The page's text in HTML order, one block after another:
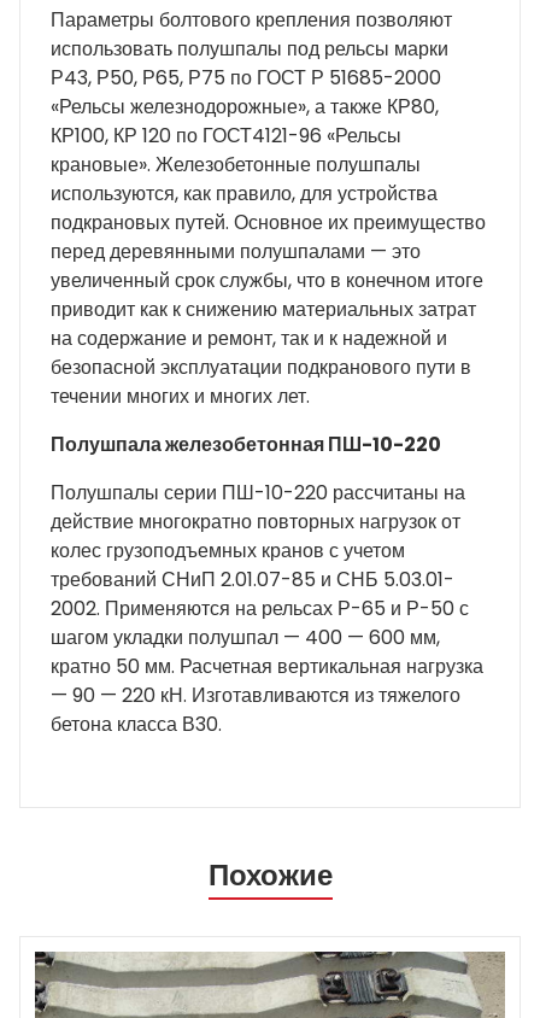
Параметры болтового крепления позволяют
использовать полушпалы под рельсы марки
Р43, Р50, Р65, Р75 по ГОСТ Р 51685-2000
«Рельсы железнодорожные», а также КР80,
КР100, КР 120 по ГОСТ4121-96 «Рельсы
крановые». Железобетонные полушпалы
используются, как правило, для устройства
подкрановых путей. Основное их преимущество
перед деревянными полушпалами — это
увеличенный срок службы, что в конечном итоге
приводит как к снижению материальных затрат
на содержание и ремонт, так и к надежной и
безопасной эксплуатации подкранового пути в
течении многих и многих лет.
Полушпала железобетонная ПШ-10-220
Полушпалы серии ПШ-10-220 рассчитаны на
действие многократно повторных нагрузок от
колес грузоподъемных кранов с учетом
требований СНиП 2.01.07-85 и СНБ 5.03.01-
2002. Применяются на рельсах Р-65 и Р-50 с
шагом укладки полушпал — 400 — 600 мм,
кратно 50 мм. Расчетная вертикальная нагрузка
— 90 — 220 кН. Изготавливаются из тяжелого
бетона класса В30.
Похожие